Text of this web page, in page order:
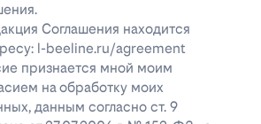
Соглашения находится
l-beeline.ru/agreement
признается мной моим
на обработку моих
данным согласно ст. 9